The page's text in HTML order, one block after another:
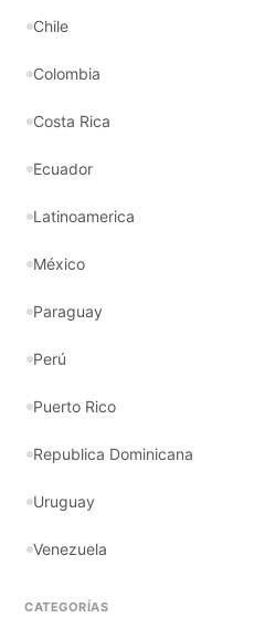
Chile
Colombia
Costa Rica
Ecuador
Latinoamerica
México
Paraguay
Perú
Puerto Rico
Republica Dominicana
Uruguay
Venezuela
CATEGORÍAS